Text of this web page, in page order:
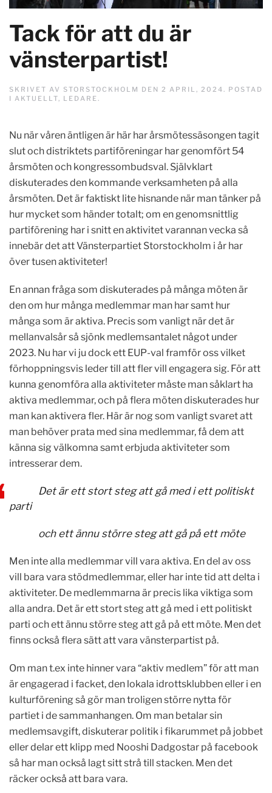
Tack för att du är
vänsterpartist!
SKRIVET AV STORSTOCKHOLM DEN 2 APRIL, 2024. POSTAD
I AKTUELLT, LEDARE.
Nu när våren äntligen är här har årsmötessäsongen tagit
slut och distriktets partiföreningar har genomfört 54
årsmöten och kongressombudsval. Självklart
diskuterades den kommande verksamheten på alla
årsmöten. Det är faktiskt lite hisnande när man tänker på
hur mycket som händer totalt; om en genomsnittlig
partiförening har i snitt en aktivitet varannan vecka så
innebär det att Vänsterpartiet Storstockholm i år har
över tusen aktiviteter!
En annan fråga som diskuterades på många möten är
den om hur många medlemmar man har samt hur
många som är aktiva. Precis som vanligt när det är
mellanvalsår så sjönk medlemsantalet något under
2023. Nu har vi ju dock ett EUP-val framför oss vilket
förhoppningsvis leder till att fler vill engagera sig. För att
kunna genomföra alla aktiviteter måste man såklart ha
aktiva medlemmar, och på flera möten diskuterades hur
man kan aktivera fler. Här är nog som vanligt svaret att
man behöver prata med sina medlemmar, få dem att
känna sig välkomna samt erbjuda aktiviteter som
intresserar dem.
Det är ett stort steg att gå med i ett politiskt
parti
och ett ännu större steg att gå på ett möte
Men inte alla medlemmar vill vara aktiva. En del av oss
vill bara vara stödmedlemmar, eller har inte tid att delta i
aktiviteter. De medlemmarna är precis lika viktiga som
alla andra. Det är ett stort steg att gå med i ett politiskt
parti och ett ännu större steg att gå på ett möte. Men det
finns också flera sätt att vara vänsterpartist på.
Om man t.ex inte hinner vara “aktiv medlem” för att man
är engagerad i facket, den lokala idrottsklubben eller i en
kulturförening så gör man troligen större nytta för
partiet i de sammanhangen. Om man betalar sin
medlemsavgift, diskuterar politik i fikarummet på jobbet
eller delar ett klipp med Nooshi Dadgostar på facebook
så har man också lagt sitt strå till stacken. Men det
räcker också att bara vara.